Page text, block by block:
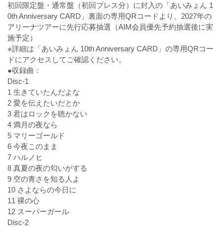
初回限定盤・通常盤（初回プレス分）に封入の「あいみょん 1
0th Anniversary CARD」裏面の専用QRコードより、2027年の
アリーナツアーに先行応募抽選（AIM会員優先予約抽選後に実
施予定）
※詳細は「あいみょん 10th Anniversary CARD」の専用QRコー
ドにアクセスしてご確認ください。
●収録曲：
Disc-1
1 生きていたんだよな
2 愛を伝えたいだとか
3 君はロックを聴かない
4 満月の夜なら
5 マリーゴールド
6 今夜このまま
7 ハルノヒ
8 真夏の夜の匂いがする
9 空の青さを知る人よ
10 さよならの今日に
11 裸の心
12 スーパーガール
Disc-2